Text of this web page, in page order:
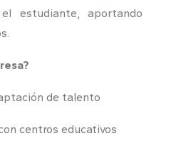
estudiante, aportando
de talento
centros educativos